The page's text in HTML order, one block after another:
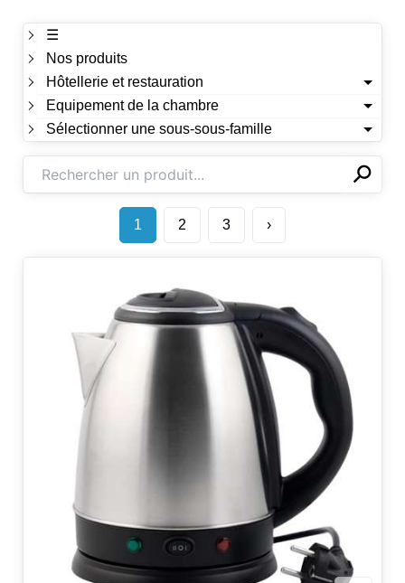
☰
Nos produits
Hôtellerie et restauration
Equipement de la chambre
Sélectionner une sous-sous-famille
✕⚲
1 2 3 ›